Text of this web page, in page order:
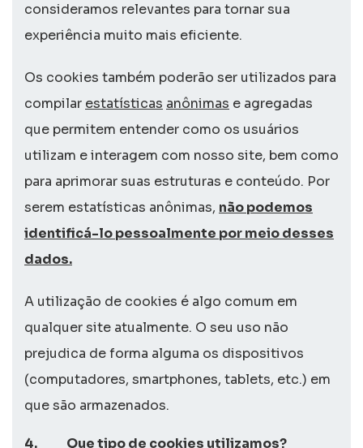
consideramos relevantes para tornar sua
experiência muito mais eficiente.
Os cookies também poderão ser utilizados para
compilar estatísticas anônimas e agregadas
que permitem entender como os usuários
utilizam e interagem com nosso site, bem como
para aprimorar suas estruturas e conteúdo. Por
serem estatísticas anônimas, não podemos
identificá-lo pessoalmente por meio desses
dados.
A utilização de cookies é algo comum em
qualquersite atualmente. O seu uso não
prejudica de forma alguma os dispositivos
(computadores, smartphones, tablets, etc.) em
que são armazenados.
4. Que tipo de cookies utilizamos?